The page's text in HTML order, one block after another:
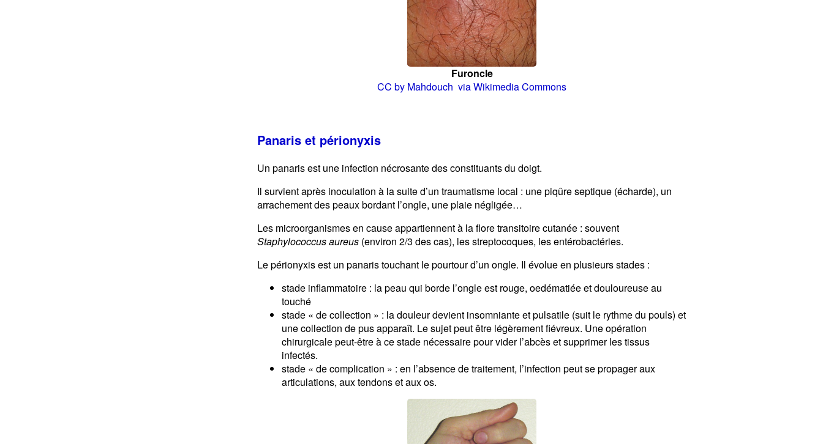
Furoncle
CC by Mahdouch via Wikimedia Commons
Panaris et périonyxis
Un panaris est une infection nécrosante des constituants du doigt.
Il survient après inoculation à la suite d’un traumatisme local : une piqûre septique (écharde), un
arrachement des peaux bordant l’ongle, une plaie négligée…
Les microorganismes en cause appartiennent à la flore transitoire cutanée : souvent
Staphylococcus aureus(environ 2/3 des cas), les streptocoques, les entérobactéries.
Le périonyxis est un panaris touchant le pourtour d’un ongle. Il évolue en plusieurs stades :
stade inflammatoire : la peau qui borde l’ongle est rouge, oedématiée et douloureuse au
touché
stade « de collection » : la douleur devient insomniante et pulsatile (suit le rythme du pouls) et
une collection de pus apparaît. Le sujet peut être légèrement fiévreux. Une opération
chirurgicale peut-être à ce stade nécessaire pour vider l’abcès et supprimer les tissus
infectés.
stade « de complication » : en l’absence de traitement, l’infection peut se propager aux
articulations, aux tendons et aux os.